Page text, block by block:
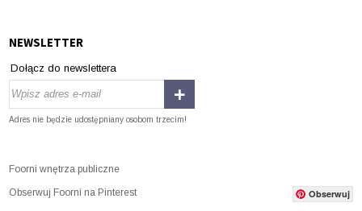
NEWSLETTER
Dołącz do newslettera
Adres nie będzie udostępniany osobom trzecim!
Foorni wnętrza publiczne
Obserwuj Foorni na Pinterest Obserwuj